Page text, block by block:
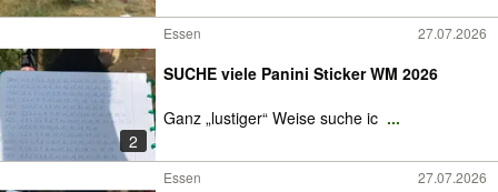
2
Essen 27.07.2026
SUCHE viele Panini Sticker WM 2026
Ganz „lustiger“ Weise suche ic ...
Essen 27.07.2026